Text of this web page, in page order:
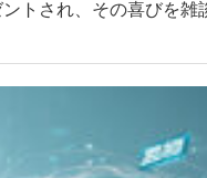
トされ、その喜びを雑